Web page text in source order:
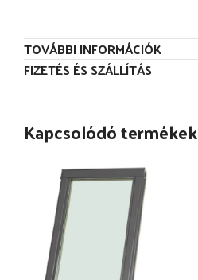
TOVÁBBI INFORMÁCIÓK
FIZETÉS ÉS SZÁLLÍTÁS
Kapcsolódó termékek